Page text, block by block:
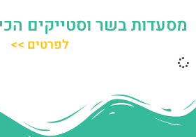
מסעדות בשר וסטייקים
לפרטים >>